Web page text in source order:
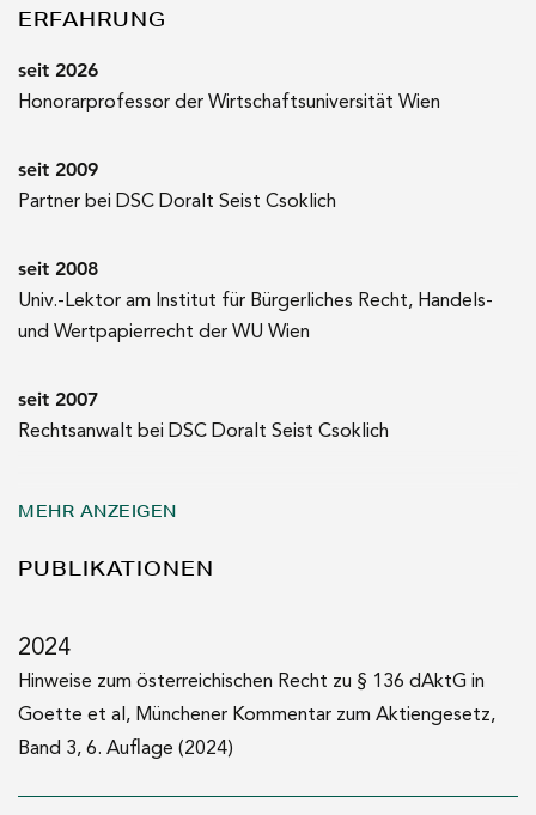
ERFAHRUNG
seit 2026
Honorarprofessor der Wirtschaftsuniversität Wien
seit 2009
Partner bei DSC Doralt Seist Csoklich
seit 2008
Univ.-Lektor am Institut für Bürgerliches Recht, Handels-
und Wertpapierrecht der WU Wien
seit 2007
Rechtsanwalt bei DSC Doralt Seist Csoklich
2005
Mag. rer. soc. oec. (Wirtschaftsuniversität Wien)
MEHR ANZEIGEN
PUBLIKATIONEN
2024
Hinweise zum österreichischen Recht zu § 136 dAktG in
Goette et al, Münchener Kommentar zum Aktiengesetz,
Band 3, 6. Auflage (2024)